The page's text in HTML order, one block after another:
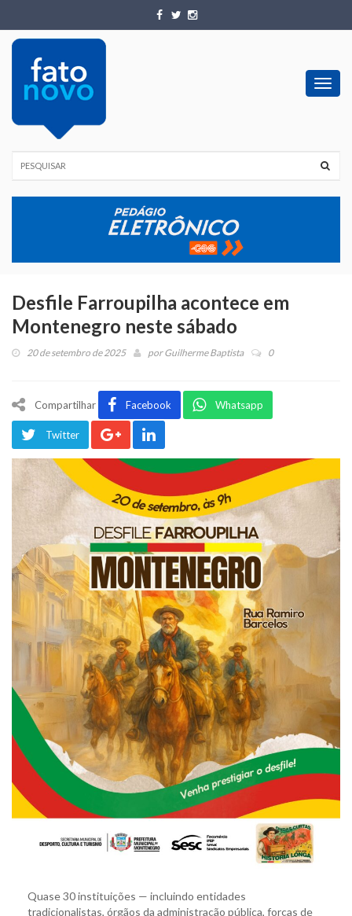
Desfile Farroupilha acontece em
Montenegro neste sábado
20 de setembro de 2025 porGuilherme Baptista 0
Compartilhar Facebook Whatsapp
Twitter
Quase 30 instituições — incluindo entidades
tradicionalistas, órgãos da administração pública, forças de